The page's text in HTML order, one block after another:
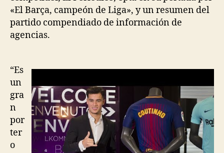
«El Barça, campeón de Liga», y un resumen del
partido compendiado de información de
agencias.
“Es
un
gra
n
por
ter
o